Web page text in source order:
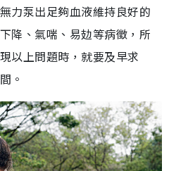
力泵出足夠血液維持良好的
降、氣喘、易攰等病徵，所
以上問題時，就要及早求
。